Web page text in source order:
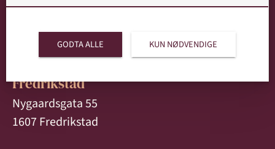
Advokatfirmaet Ytterbøl & Co AS
Postboks 404, 1703 Sarpsborg
Org.nr: 977 048 958
Fredrikstad
Nygaardsgata 55
1607 Fredrikstad
GODTA ALLE KUN NØDVENDIGE